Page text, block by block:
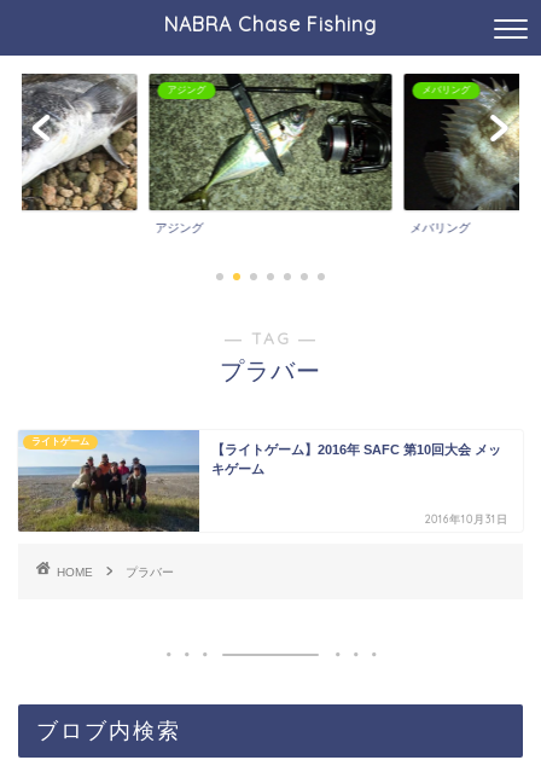
NABRA Chase Fishing
アジング
アジング
メバリング
メバリング
― TAG ―
プラバー
ライトゲーム
【ライトゲーム】2016年 SAFC 第10回大会 メッ
キゲーム
2016年10月31日
HOME プラバー
ブロブ内検索